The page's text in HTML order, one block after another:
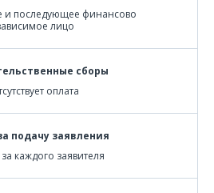
и последующее финансово
лицо
сборы
оплата
подачу заявления
каждого заявителя